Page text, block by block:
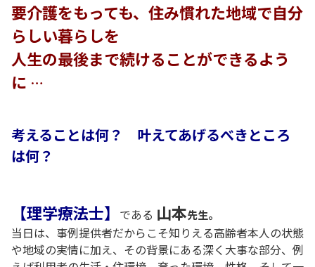
要介護をもっても、住み慣れた地域で自分
らしい暮らしを
人生の最後まで続けることができるよう
に …
考えることは何？ 叶えてあげるべきところ
は何？
【理学療法士】 である 山本先生。
当日は、事例提供者だからこそ知りえる高齢者本人の状態
や地域の実情に加え、 その背景にある深く大事な部分、 例